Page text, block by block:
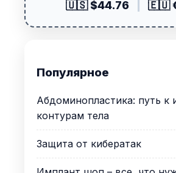
🇺🇸 $44.76 🇪🇺
Популярное
Абдоминопластика: путь к
контурам тела
Защита от кибератак